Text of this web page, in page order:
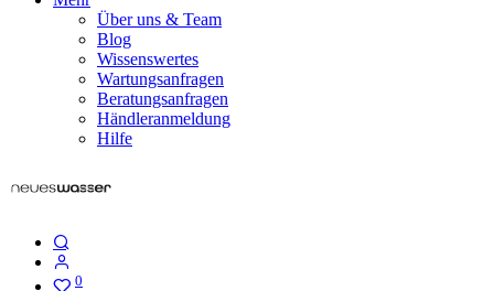
Über uns & Team
Blog
Wissenswertes
Wartungsanfragen
Beratungsanfragen
Händleranmeldung
Hilfe
0